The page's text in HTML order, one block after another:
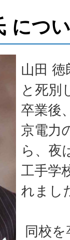
につ
山田
と死別
卒業後
京電力
ら、夜
工手学
れまし
同校